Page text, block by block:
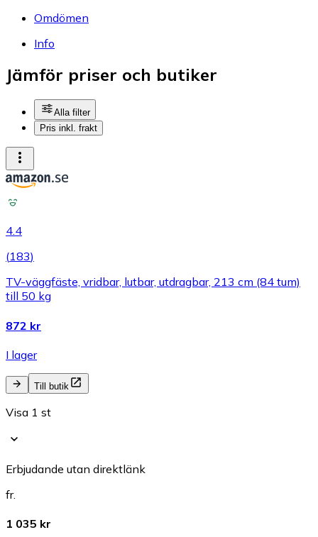
Omdömen
Info
Jämför priser och butiker
Alla filter
Pris inkl. frakt
4.4
(183)
TV-väggfäste, vridbar, lutbar, utdragbar, 213 cm (84 tum)
till 50 kg
872 kr
I lager
Till butik
Visa 1 st
Erbjudande utan direktlänk
fr.
1 035 kr